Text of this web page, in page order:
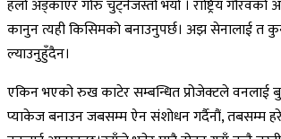
हलो अड्काएर गोरु चुट्नेजस्तो भयो । राष्ट्रिय गौरवको
कानुन त्यही किसिमको बनाउनुपर्छ। अझ सेनालाई त
ल्याउनुहुँदैन।
एकिन भएको रुख काटेर सम्बन्धित प्रोजेक्टले वनलाई
प्याकेज बनाउन जबसम्म ऐन संशोधन गर्दैनौं, तबसम्म